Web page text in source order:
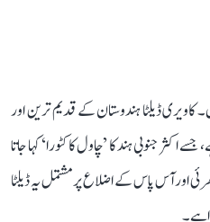
کاویری ڈیلٹا ہندوستان کے قدیم ترین اور
اکثر جنوبی ہند کا ’چاول کا کٹورا‘ کہا جاتا
اور آس پاس کے اضلاع پر مشتمل یہ ڈیلٹا
ہے۔